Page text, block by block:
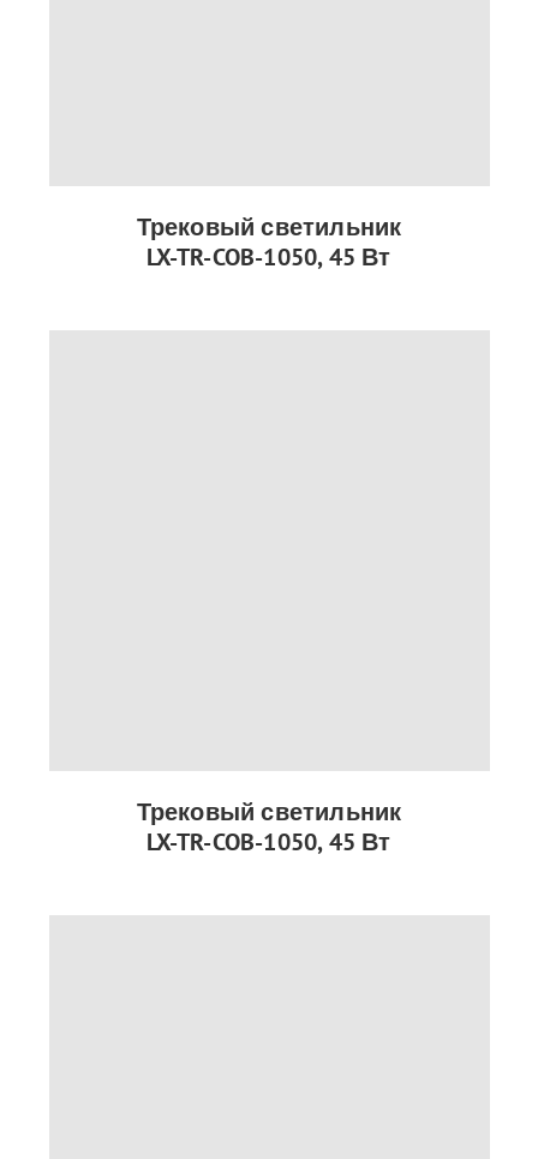
Трековый светильник
LX-TR-COB-1050, 45 Вт
Трековый светильник
LX-TR-COB-1050, 45 Вт